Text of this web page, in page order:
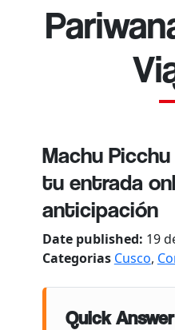
Machu
tu entrada
anticipación
Date published: 19
Categorias Cusco,
Quick Answer